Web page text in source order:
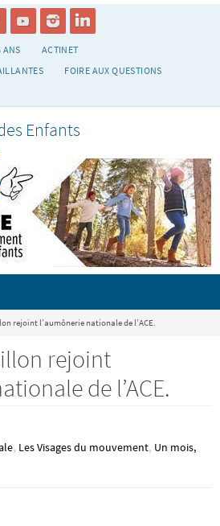
ANS
ACTINET
FOIRE AUX QUESTIONS
Enfants
rejoint l’aumônerie nationale de l’ACE.
rejoint
de l’ACE.
, Les Visages du mouvement, Un mois,